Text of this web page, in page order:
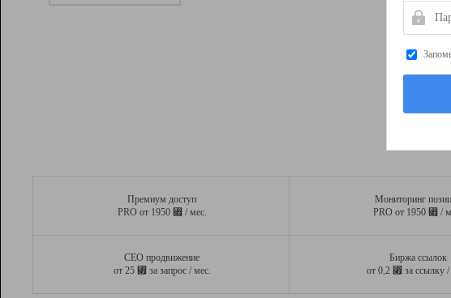
Премиум доступ
PRO от 1950 ⃏ / мес.
Мониторинг
PRO от 1950 ⃏ /
СЕО продвижение
от 25 ⃏ за запрос / мес.
Биржа ссылок
от 0,2 ⃏ за ссылку